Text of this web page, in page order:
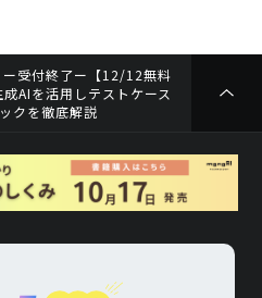
ー受付終了ー【12/12無料
AIを活用しテストケース
クを徹底解説